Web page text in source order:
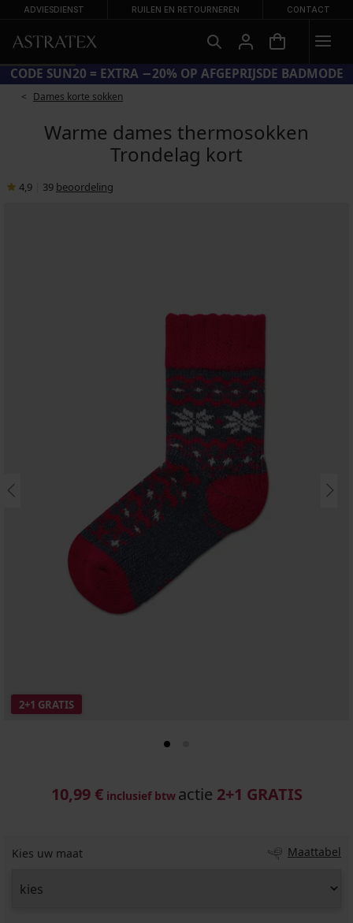
ADVIESDIENST RUILEN EN RETOURNEREN CONTACT
CODE SUN20 = EXTRA −20% OP AFGEPRIJSDE BADMODE
Dames korte sokken
Warme dames thermosokken
Trondelag kort
4,9 39 beoordeling
2+1 GRATIS
10,99 € inclusief btw actie 2+1 GRATIS
Kies uw maat Maattabel